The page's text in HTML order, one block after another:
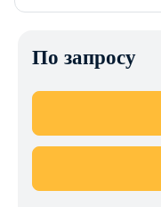
По запросу